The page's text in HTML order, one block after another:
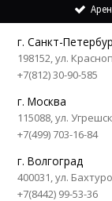
г. Санкт-
198152, ул.
+7(812) 30-90-585
г. Москва
115088, ул.
+7(499) 703-16-84
г. Волгоград
400031, ул.
+7(8442) 99-53-36